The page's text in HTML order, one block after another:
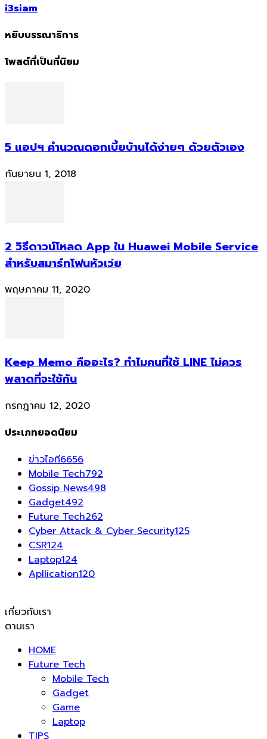
i3siam
หยิบบรรณาธิการ
โพสต์ที่เป็นที่นิยม
5 แอปฯ คำนวณดอกเบี้ยบ้านได้ง่ายๆ ด้วยตัวเอง
กันยายน 1, 2018
2 วิธีดาวน์โหลด App ใน Huawei Mobile Service
สำหรับสมาร์ทโฟนหัวเว่ย
พฤษภาคม 11, 2020
Keep Memo คืออะไร? ทำไมคนที่ใช้ LINE ไม่ควร
พลาดที่จะใช้กัน
กรกฎาคม 12, 2020
ประเภทยอดนิยม
ข่าวไอที6656
Mobile Tech792
Gossip News498
Gadget492
Future Tech262
Cyber Attack & Cyber Security125
CSR124
Laptop124
Apllication120
เกี่ยวกับเรา
ตามเรา
HOME
Future Tech
Mobile Tech
Gadget
Game
Laptop